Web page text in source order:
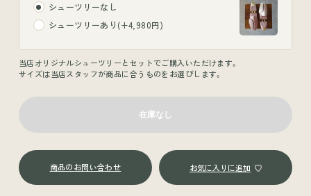
シューツリーなし
シューツリーあり(+4,980円)
当店オリジナルシューツリーとセットでご購入いただけます。
サイズは当店スタッフが商品に合うものをお選びします。
商品のお問い合わせ